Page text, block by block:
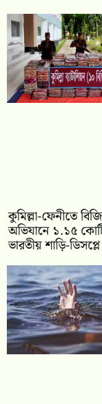
কুমিল্লা-ফেনীতে
অভিযানে ১.১৫
ভারতীয় শাড়ি-